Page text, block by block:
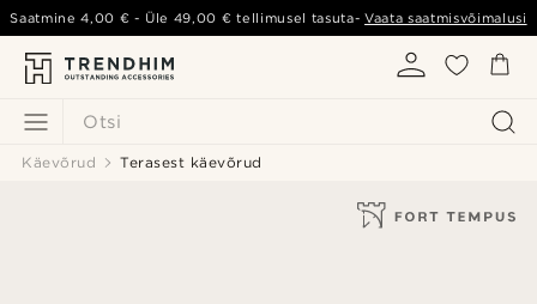
Otsi
Saatmine4,00 € - Üle 49,00 € tellimusel tasuta-Vaata saatmisvõimalusi
Käevõrud Terasest käevõrud